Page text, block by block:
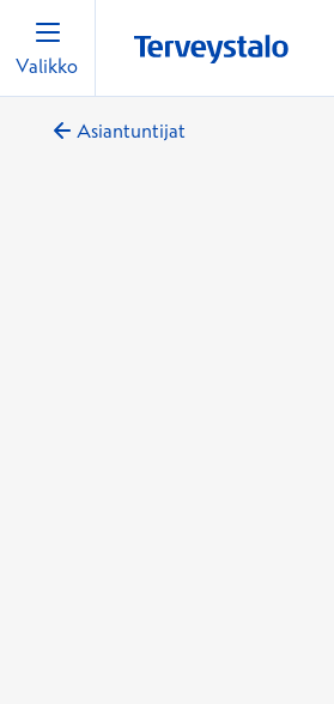
Valikko
Asiantuntijat